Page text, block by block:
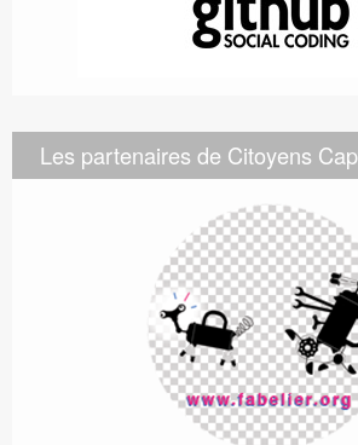
Les partenaires de Citoyens